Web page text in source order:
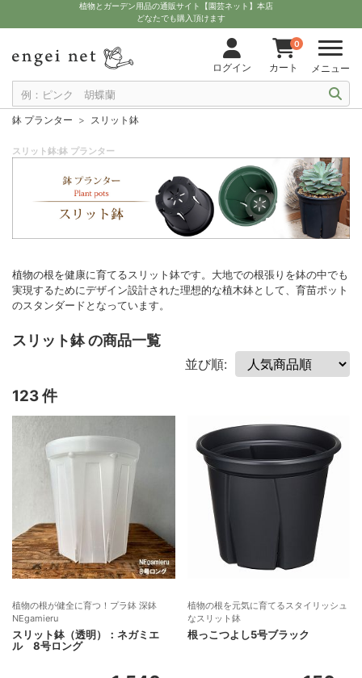
植物とガーデン用品の通販サイト【園芸ネット】本店
どなたでも購入頂けます
ログイン
0
カート メニュー
鉢 プランター スリット鉢
スリット鉢:鉢 プランター
植物の根を健康に育てるスリット鉢です。大地での根張りを鉢の中でも
実現するためにデザイン設計された理想的な植木鉢として、育苗ポット
のスタンダードとなっています。
スリット鉢 の商品一覧
並び順:
123 件
植物の根が健全に育つ！プラ鉢 深鉢
NEgamieru
スリット鉢（透明）：ネガミエ
ル 8号ロング
植物の根を元気に育てるスタイリッシュ
なスリット鉢
根っこつよし5号ブラック